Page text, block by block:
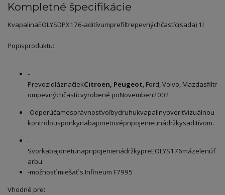
Kompletné špecifikácie
KvapalinaEOLYSDPX176-aditívumprefiltrepevnýchčastíc(sada) 1l
Popisproduktu:
-
PrevozidláznačiekCitroen, Peugeot, Ford,Volvo, Mazdasfiltr
ompevnýchčastícvyrobené poNovemberi2002
-Odporúčamesprávnosťvoľbydruhukvapalinyoveriťvizuálnou
kontrolousponkynabajonetovépripojenieunádržkysaditívom.
-
SvorkabajonetunapripojenienádržkypreEOLYS176mázelenúf
arbu.
-možnosť miešať s Infineum F7995
Vhodné pre: